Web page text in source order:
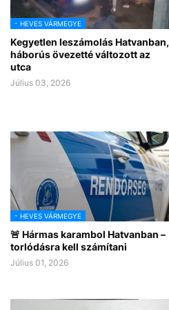
- HEVES VÁRMEGYE
Kegyetlen leszámolás Hatvanban,
háborús övezetté változott az
utca
Július 03, 2026
- HEVES VÁRMEGYE
🚨 Hármas karambol Hatvanban –
torlódásra kell számítani
Július 01, 2026